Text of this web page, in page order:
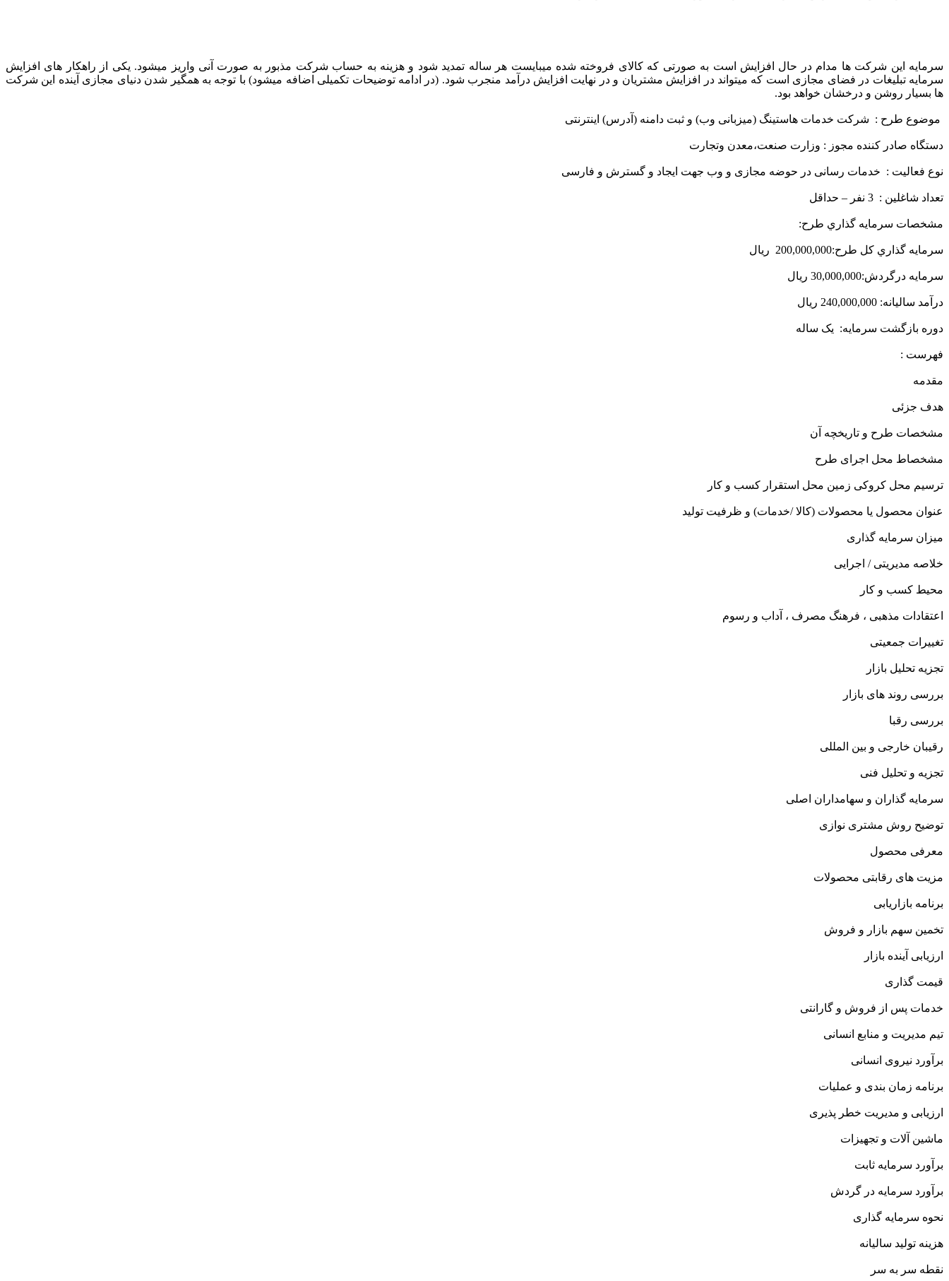
سرمایه این شرکت ها مدام در حال افزایش است به صورتی که کالای فروخته شده میبایست هر ساله تمدید شود و هزینه به حساب شرکت مذبور به صورت آنی واریز میشود. یکی از راهکار های افزایش
سرمایه تبلیغات در فضای مجازی است که میتواند در افزایش مشتریان و در نهایت افزایش درآمد منجرب شود. (در ادامه توضیحات تکمیلی اضافه میشود) با توجه به همگیر شدن دنیای مجازی آینده این شرکت
ها بسیار روشن و درخشان خواهد بود.
موضوع طرح : شرکت خدمات هاستینگ (میزبانی وب) و ثبت دامنه (آدرس) اینترنتی
دستگاه صادر کننده مجوز : وزارت صنعت،معدن وتجارت
نوع فعالیت : خدمات رسانی در حوضه مجازی و وب جهت ایجاد و گسترش و فارسی
تعداد شاغلین : 3 نفر – حداقل
مشخصات سرمايه گذاري طرح:
سرمايه گذاري كل طرح:200,000,000 ریال
سرمايه درگردش:30,000,000 ریال
درآمد ساليانه: 240,000,000 ریال
دوره بازگشت سرمايه: یک ساله
فهرست :
مقدمه
هدف جزئی
مشخصات طرح و تاریخچه آن
مشخصاط محل اجرای طرح
ترسیم محل کروکی زمین محل استقرار کسب و کار
عنوان محصول یا محصولات (کالا /خدمات) و ظرفیت تولید
میزان سرمایه گذاری
خلاصه مدیریتی / اجرایی
محیط کسب و کار
اعتقادات مذهبی ، فرهنگ مصرف ، آداب و رسوم
تغییرات جمعیتی
تجزیه تحلیل بازار
بررسی روند های بازار
بررسی رقبا
رقیبان خارجی و بین المللی
تجزیه و تحلیل فنی
سرمایه گذاران و سهامداران اصلی
توضیح روش مشتری نوازی
معرفی محصول
مزیت های رقابتی محصولات
برنامه بازاریابی
تخمین سهم بازار و فروش
ارزیابی آینده بازار
قیمت گذاری
خدمات پس از فروش و گارانتی
تیم مدیریت و منابع انسانی
برآورد نیروی انسانی
برنامه زمان بندی و عملیات
ارزیابی و مدیریت خطر پذیری
ماشین آلات و تجهیزات
برآورد سرمایه ثابت
برآورد سرمایه در گردش
نحوه سرمایه گذاری
هزینه تولید سالیانه
نقطه سر به سر